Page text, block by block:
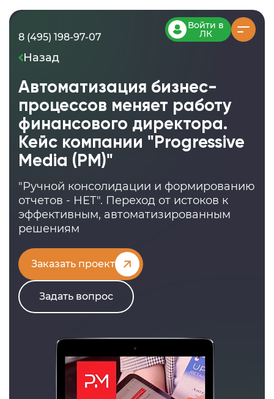
8 (495) 198-97-07
Войти в
ЛК
Назад
Автоматизация бизнес-
процессов меняет работу
финансового директора.
Кейс компании "Progressive
Media (PM)"
"Ручной консолидации и формированию
отчетов - НЕТ". Переход от истоков к
эффективным, автоматизированным
решениям
Заказать проект
Задать вопрос